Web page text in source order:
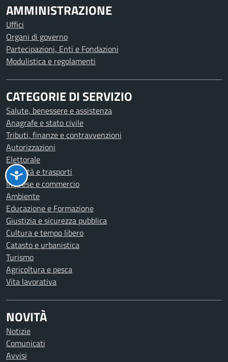
AMMINISTRAZIONE
Uffici
Organi di governo
Partecipazioni, Enti e Fondazioni
Modulistica e regolamenti
CATEGORIE DI SERVIZIO
Salute, benessere e assistenza
Anagrafe e stato civile
Tributi, finanze e contravvenzioni
Autorizzazioni
Elettorale
Mobilità e trasporti
Imprese e commercio
Ambiente
Educazione e Formazione
Giustizia e sicurezza pubblica
Cultura e tempo libero
Catasto e urbanistica
Turismo
Agricoltura e pesca
Vita lavorativa
NOVITÀ
Notizie
Comunicati
Avvisi